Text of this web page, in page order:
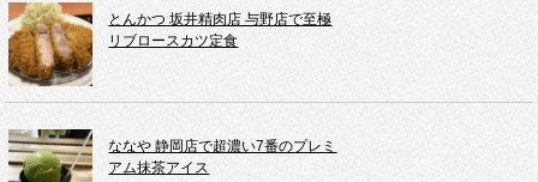
とんかつ 坂井精肉店 与野店で至極
リブロースカツ定食
ななや 静岡店で超濃い7番のプレミ
アム抹茶アイス